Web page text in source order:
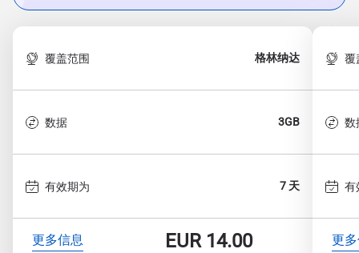
覆盖范围 格林纳达
数据 3GB
有效期为 7 天
更多信息 EUR14.00
覆
数
有
更